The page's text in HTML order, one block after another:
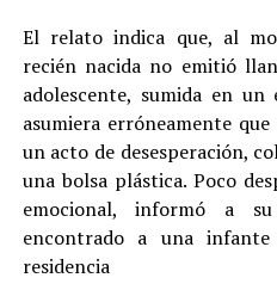
El relato indica que, al
recién nacida no emitió
adolescente, sumida en
asumiera erróneamente
un acto de desesperación,
una bolsa plástica. Poco
emocional, informó a
encontrado a una
residencia